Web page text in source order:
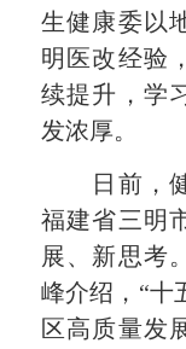
生健康委以
明医改经验
续提升，学
发浓厚。
日前，健
福建省三明
展、新思考
峰介绍，“十
区高质量发